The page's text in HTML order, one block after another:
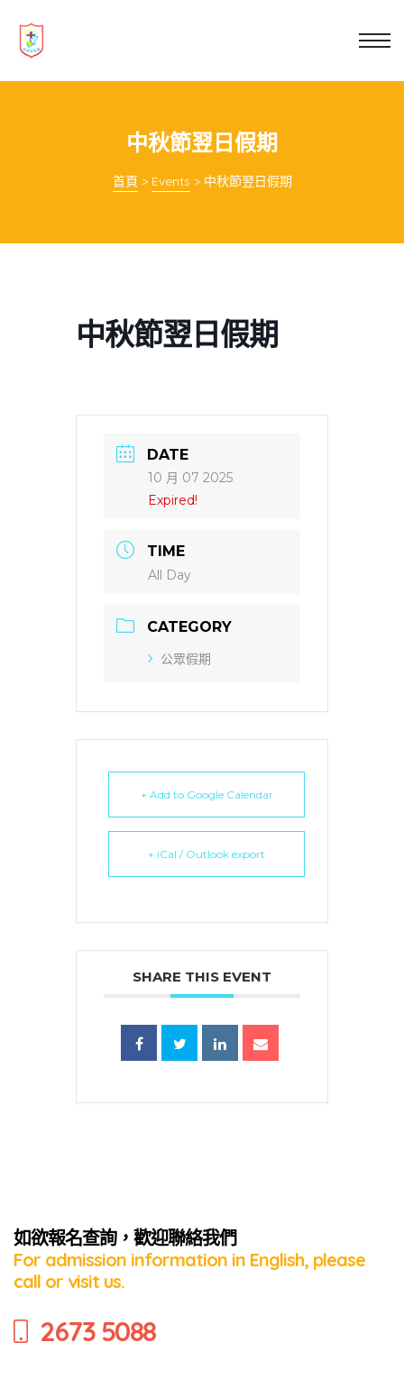
中秋節翌日假期
首頁 > Events > 中秋節翌日假期
中秋節翌日假期
DATE
10 月 07 2025
Expired!
TIME
All Day
CATEGORY
公眾假期
+ Add to Google Calendar
+ iCal / Outlook export
SHARE THIS EVENT
如欲報名查詢，歡迎聯絡我們
For admission information in English, please
call or visit us.
2673 5088
教育
幼兒